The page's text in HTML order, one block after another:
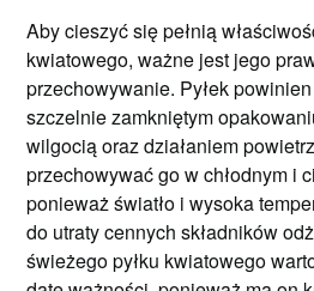
Aby cieszyć się pełnią
kwiatowego, ważne jest jego
przechowywanie. Pyłek
szczelnie zamkniętym
wilgocią oraz działaniem
przechowywać go w chłodnym i
ponieważ światło i wysoka
do utraty cennych składników
świeżego pyłku kwiatowego